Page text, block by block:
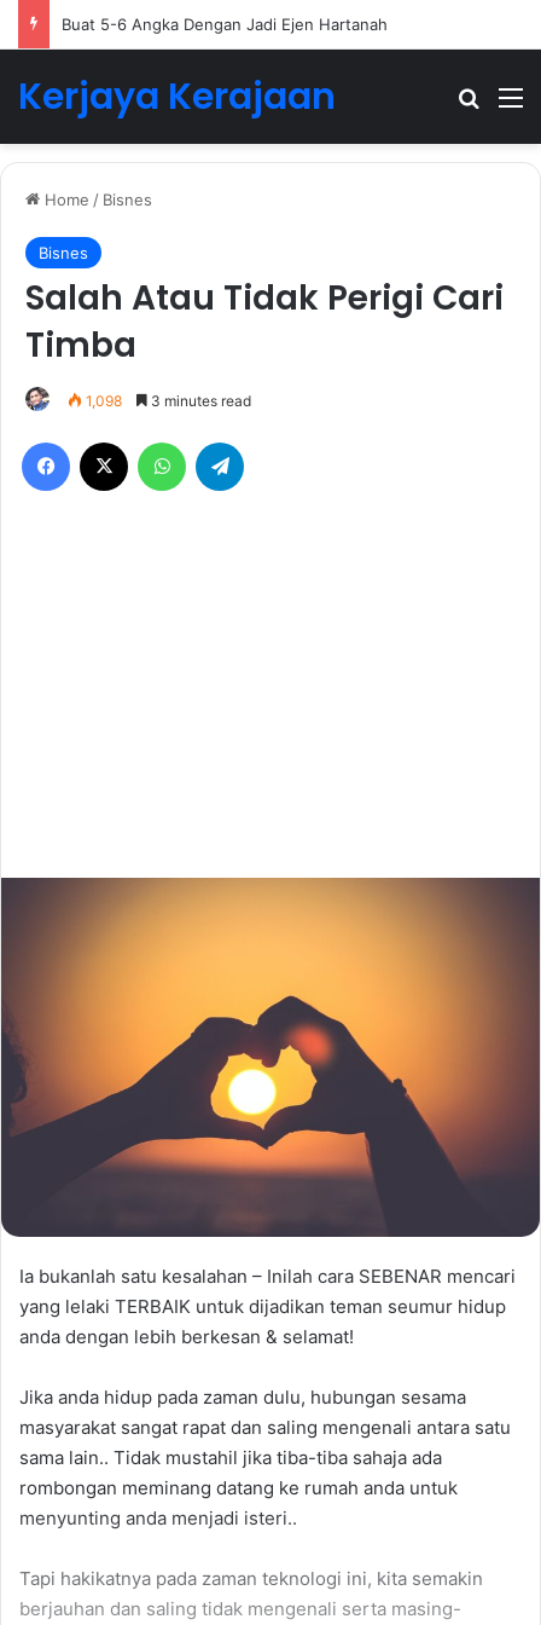
Buat 5-6 Angka Dengan Jadi Ejen Hartanah
Kerjaya Kerajaan
Home / Bisnes
Bisnes
Salah Atau Tidak Perigi Cari
Timba
1,098 3 minutes read
Facebook WhatsApp
Ia bukanlah satu kesalahan – Inilah cara SEBENAR mencari
yang lelaki TERBAIK untuk dijadikan teman seumur hidup
anda dengan lebih berkesan & selamat!
Jika anda hidup pada zaman dulu, hubungan sesama
masyarakat sangat rapat dan saling mengenali antara satu
sama lain.. Tidak mustahil jika tiba-tiba sahaja ada
rombongan meminang datang ke rumah anda untuk
menyunting anda menjadi isteri..
Tapi hakikatnya pada zaman teknologi ini, kita semakin
berjauhan dan saling tidak mengenali serta masing-